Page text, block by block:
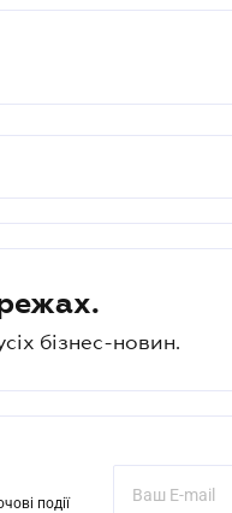
бізнес-новин.
події